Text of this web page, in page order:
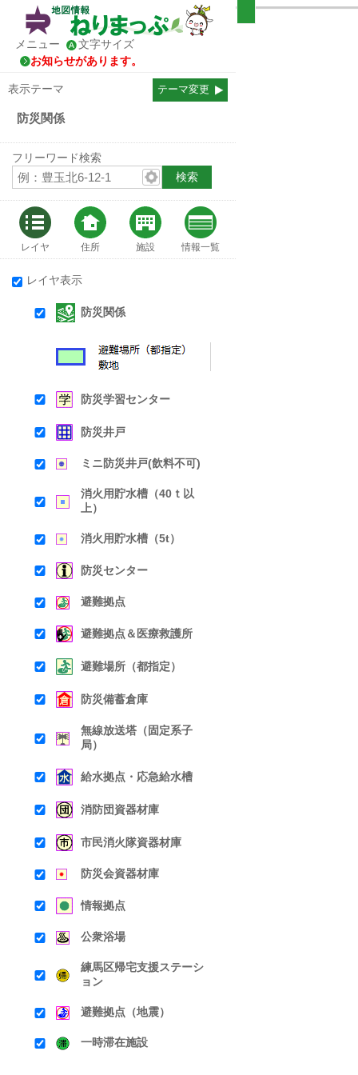
メニュー
文字サイズ
お知らせがあります。
表示テーマ テーマ変更
防災関係
フリーワード検索
レイヤ 住所 施設 情報一覧
レイヤ表示
防災関係
防災学習センター
防災井戸
ミニ防災井戸(飲料不可)
消火用貯水槽（40ｔ以
上）
消火用貯水槽（5t）
防災センター
避難拠点
避難拠点＆医療救護所
避難場所（都指定）
防災備蓄倉庫
無線放送塔（固定系子
局）
給水拠点・応急給水槽
消防団資器材庫
市民消火隊資器材庫
防災会資器材庫
情報拠点
公衆浴場
練馬区帰宅支援ステーシ
ョン
避難拠点（地震）
一時滞在施設